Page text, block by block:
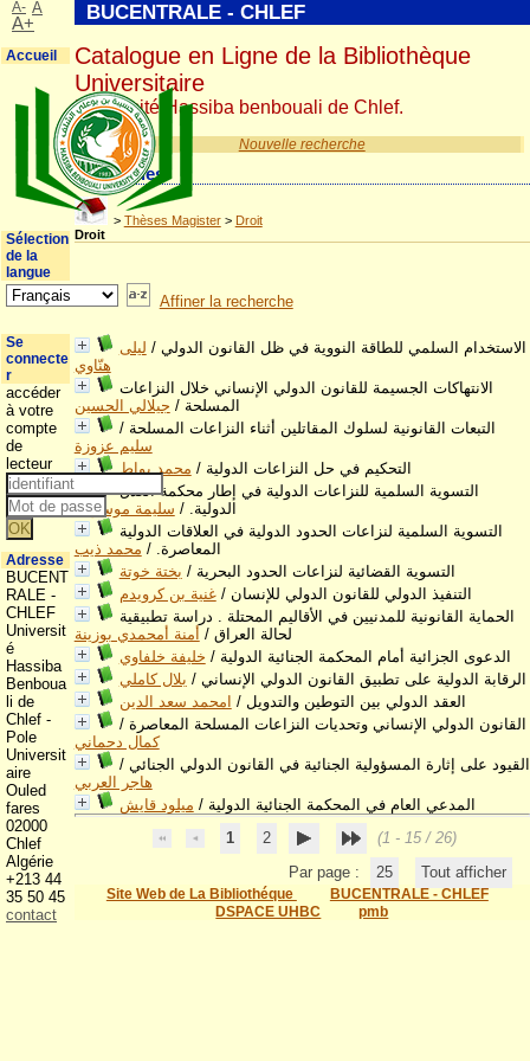
Nouvelle recherche
Catégories
> Thèses Magister> Droit
Droit
Affiner la recherche
الاستخدام السلمي للطاقة النووية في ظل القانون الدولي / ليلى
هنّاوي
الانتهاكات الجسيمة للقانون الدولي الإنساني خلال النزاعات
المسلحة / جيلالي الحسين
التبعات القانونية لسلوك المقاتلين أثناء النزاعات المسلحة /
سليم عزوزة
التحكيم في حل النزاعات الدولية / محمد بواط
التسوية السلمية للنزاعات الدولية في إطار محكمة العدل
الدولية. / سليمة موسوني
التسوية السلمية لنزاعات الحدود الدولية في العلاقات الدولية
المعاصرة. / محمد ذيب
التسوية القضائية لنزاعات الحدود البحرية / بختة خوتة
التنفيذ الدولي للقانون الدولي للإنسان /غنية بن كرويدم
الحماية القانونية للمدنيين في الأقاليم المحتلة . دراسة تطبيقية
لحالة العراق / أمنة أمحمدي بوزينة
الدعوى الجزائية أمام المحكمة الجنائية الدولية / خليفة خلفاوي
الرقابة الدولية على تطبيق القانون الدولي الإنساني / بلال كاملي
العقد الدولي بين التوطين والتدويل / امحمد سعد الدين
القانون الدولي الإنساني وتحديات النزاعات المسلحة المعاصرة /
كمال دحماني
القيود على إثارة المسؤولية الجنائية في القانون الدولي الجنائي /
هاجر العربي
المدعي العام في المحكمة الجنائية الدولية / ميلود قايش
1
2
(1 - 15 / 26)
Par page :
25 Tout afficher
Site Web de La Bibliothéque
BUCENTRALE - CHLEF
DSPACE UHBC
pmb
BUCENTRALE - CHLEF
Catalogue en Ligne de la Bibliothèque
Universitaire
Université Hassiba benbouali de Chlef.
A- A
A+
Accueil
Sélection
de la
langue
Se
connecte
r
accéder
à votre
compte
de
lecteur
Adresse
BUCENT
RALE -
CHLEF
Universit
é
Hassiba
Benboua
li de
Chlef -
Pole
Universit
aire
Ouled
fares
02000
Chlef
Algérie
+213 44
35 50 45
contact